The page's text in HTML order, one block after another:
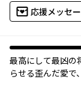
応援メッセ
最高にして最凶の
らせる歪んだ愛